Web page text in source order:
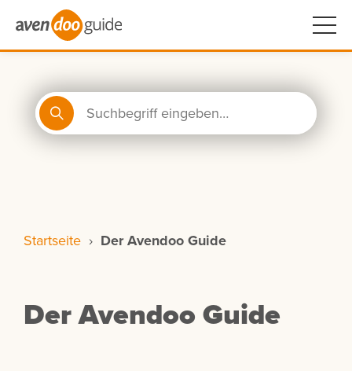
Startseite › Der Avendoo Guide
Der Avendoo Guide